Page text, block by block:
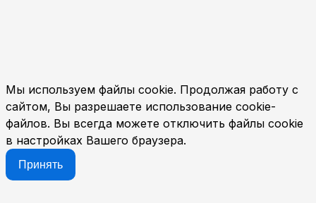
Мы используем файлы cookie. Продолжая работу с
сайтом, Вы разрешаете использование cookie-
файлов. Вы всегда можете отключить файлы cookie
в настройках Вашего браузера.
Принять